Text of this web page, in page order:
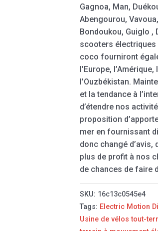
Gagnoa, Man,
Abengourou,
Bondoukou, Guiglo ,
scooters
coco fourniront
l’Europe,
l’Ouzbékistan.
et la tendance à
d’étendre nos
proposition
mer en fournissant
donc changé d’avis,
plus de profit à nos
de chances de faire
SKU: 16c13c0545e4
Tags: Electric Motion
Usine de vélos tout-